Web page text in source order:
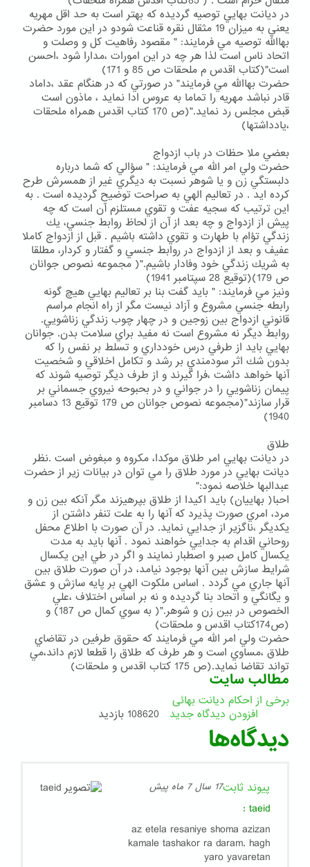
در ديانت بهايي توصيه گرديده كه بهتر است به حد اقل مهريه
يعني به ميزان 19 مثقال نقره قناعت شودو در اين مورد حضرت
بهاالله توصيه مي فرمايند: " مقصود رفاهيت كل و وصلت و
اتحاد ناس است لذا هر چه در اين امورات ،مدارا شود ،احسن
است"(كتاب اقدس م ملحقات ص 85 و 171)
حضرت بهاالله مي فرمايند" در صورتي كه در هنگام عقد ،داماد
قادر نباشد مهريه را تماما به عروس ادا نمايد ، ماذون است
قبض مجلس رد نمايد."(ص 170 كتاب اقدس همراه ملحقات
،يادداشتها)
بعضي ملا حظات در باب ازدواج
حضرت ولي امر الله مي فرمايند: " سؤالي كه شما درباره
دلبستگي زن و يا شوهر نسبت به ديگري غير از همسرش طرح
كرده ايد . در تعاليم الهي به صراحت توضيح گرديده است . به
اين ترتيب كه سجيه عفت و تقوي مستلزم آن است كه چه
پيش از ازدواج و چه بعد از آن از لحاظ روابط جنسي، يك
زندگي تؤام با طهارت و تقوي داشته باشيم . قبل از ازدواج كاملا
عفيف و بعد از ازدواج در روابط جنسي و گفتار و كردار، مطلقا
به شريك زندگي خود وفادار باشيم."( مجموعه نصوص جوانان
ص 179)(توقيع 28 سپتامبر 1941)
ونيز مي فرمايند: " بايد گفت بنا بر تعاليم بهايي هيچ گونه
رابطه جنسي مشروع و آزاد نيست مگر از راه انجام مراسم
قانوني ازدواج بين زوجين و در چهار چوب زندگي زناشويي.
روابط ديگر نه مشروع است نه مفيد براي سلامت بدن. جوانان
بهايي بايد از طرفي درس خودداري و تسلط بر نفس را كه
بدون شك اثر سودمندي بر رشد و تكامل اخلاقي و شخصيت
آنها خواهد داشت ،فرا گيرند و از طرف ديگر توصيه شوند كه
پيمان زناشويي را در جواني و در بحبوحه نيروي جسماني بر
قرار سازند"(مجموعه نصوص جوانان ص 179 توقيع 13 دسامبر
1940)
طلاق
در ديانت بهايي امر طلاق موكدا، مكروه و مبغوض است .نظر
ديانت بهايي در مورد طلاق را مي توان در بيانات زير از حضرت
عبدالبها خلاصه نمود:"
احبا( بهاييان) بايد اكيدا از طلاق بپرهيزند مگر آنكه بين زن و
مرد، امري صورت پذيرد كه آنها را به علت تنفر داشتن از
يكديگر ،ناگزير از جدايي نمايد. در آن صورت با اطلاع محفل
روحاني اقدام به جدايي خواهند نمود . آنها بايد به مدت
يكسال كامل صبر و اصطبار نمايند و اگر در طي اين يكسال
شرايط سازش بين آنها بوجود نيامد، در آن صورت طلاق بين
آنها جاري مي گردد . اساس ملكوت الهي بر پايه سازش و عشق
و يگانگي و اتحاد بنا گرديده و نه بر اساس اختلاف ،علي
الخصوص در بين زن و شوهر."( به سوي كمال ص 187) و
(ص174كتاب اقدس و ملحقات)
حضرت ولي امر الله مي فرمايند كه حقوق طرفين در تقاضاي
طلاق ،مساوي است و هر طرف كه طلاق را قطعا لازم داند،مي
تواند تقاضا نمايد.(ص 175 كتاب اقدس و ملحقات)
مطالب سایت
برخی از احکام دیانت بهائی
افزودن دیدگاه جدید
108620 بازدید
دیدگاه‌ها
پیوند ثابت17 سال 7 ماه پیش
taeid
:
az etela resaniye shoma azizan
kamale tashakor ra daram. hagh
yaro yavaretan